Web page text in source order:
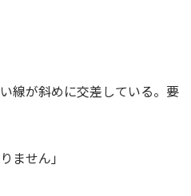
線が斜めに交差している。要
ません」